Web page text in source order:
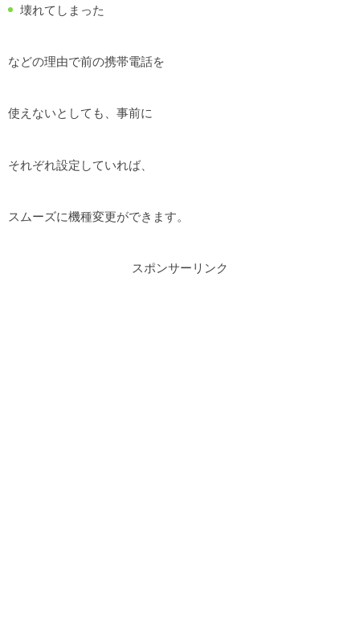
壊れてしまった
などの理由で前の携帯電話を
使えないとしても、事前に
それぞれ設定していれば、
スムーズに機種変更ができます。
スポンサーリンク